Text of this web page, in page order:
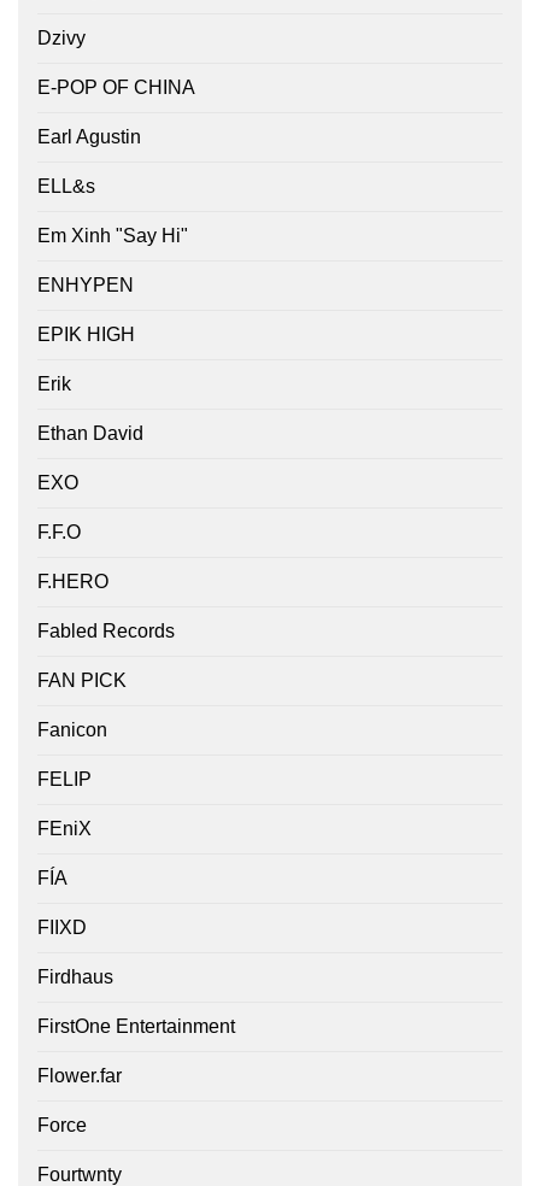
Dzivy
E-POP OF CHINA
Earl Agustin
ELL&s
Em Xinh "Say Hi"
ENHYPEN
EPIK HIGH
Erik
Ethan David
EXO
F.F.O
F.HERO
Fabled Records
FAN PICK
Fanicon
FELIP
FEniX
FÍA
FIIXD
Firdhaus
FirstOne Entertainment
Flower.far
Force
Fourtwnty